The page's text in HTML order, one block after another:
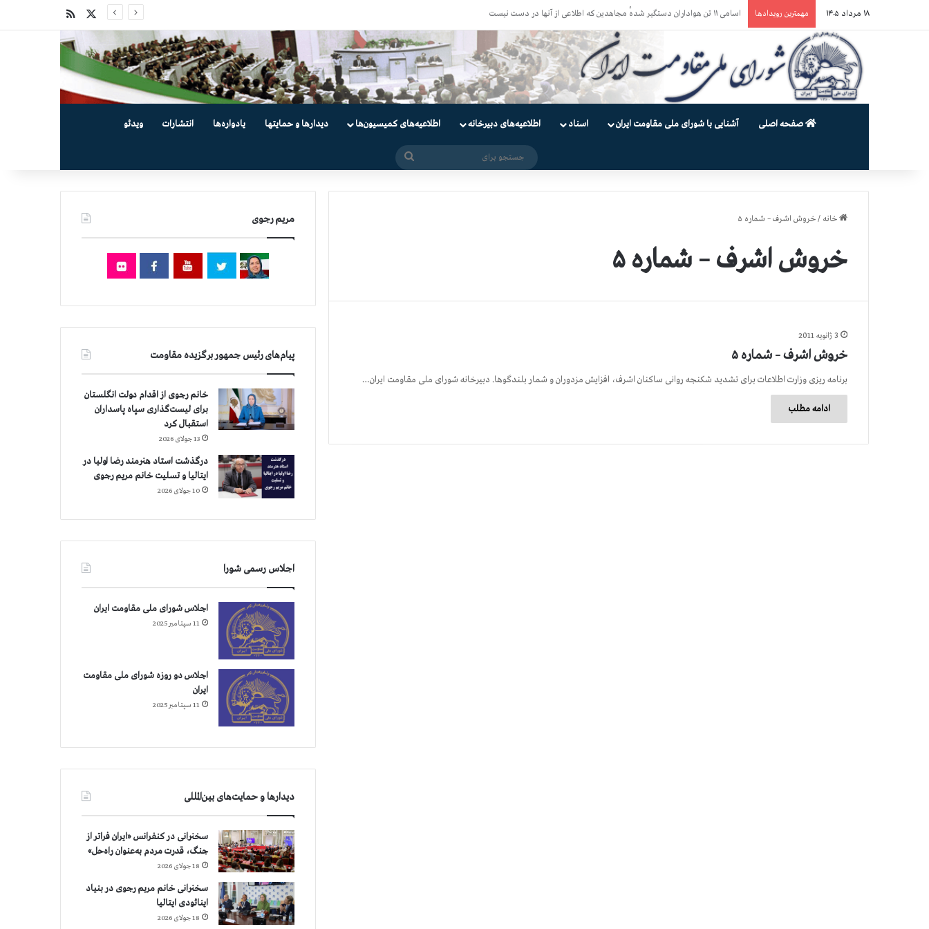
۱۸ مرداد ۱۴۰۵ مهمترین رویدادها حمله گارد زندان به سالنهای ۳ و ۴ بند ۷ اوین و اعمال فشار بر زندانیان سیاسی در شهرهای مختلف
صفحه اصلی آشنایی با شورای ملی مقاومت ایران اسناد اطلاعیه‌های دبیرخانه اطلاعیه‌های کمیسیون‌‌ها دیدارها و حمایتها یادواره‌ها انتشارات ویدئو
خانه /خروش اشرف – شماره ۵
خروش اشرف – شماره ۵
3 ژانویه 2011
خروش اشرف – شماره ۵
برنامه ریزی وزارت اطلاعات برای تشدید شکنجه روانی ساکنان اشرف، افزایش مزدوران و شمار بلندگوها. دبیرخانه شورای ملی مقاومت ایران…
ادامه مطلب
مریم رجوی
پیام‌های رئیس جمهور برگزیده مقاومت
خانم رجوی از اقدام دولت انگلستان
برای لیست‌گذاری سپاه پاسداران
استقبال کرد
13 جولای 2026
درگذشت استاد هنرمند رضا اولیا در
ایتالیا و تسلیت خانم مریم رجوی
10 جولای 2026
اجلاس رسمی شورا
اجلاس شورای ملی مقاومت ایران
11 سپتامبر 2025
اجلاس دو روزه شورای ملی مقاومت
ایران
11 سپتامبر 2025
دیدارها و حمایت‌های بین‌المللی
سخنرانی در کنفرانس «ایران فراتر از
جنگ، قدرت مردم به‌عنوان راه‌حل»
18 جولای 2026
سخنرانی خانم مریم رجوی در بنیاد
اینائودی ایتالیا
18 جولای 2026